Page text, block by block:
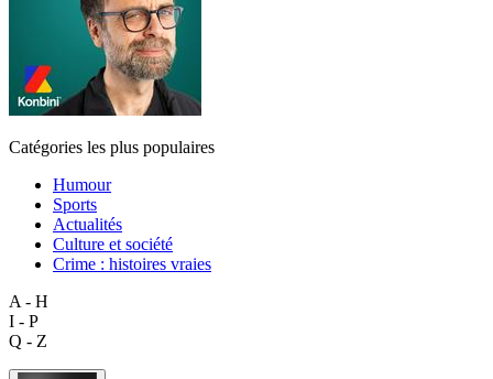
Catégories les plus populaires
Humour
Sports
Actualités
Culture et société
Crime : histoires vraies
A - H
I - P
Q - Z